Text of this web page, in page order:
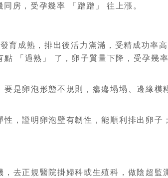
房，受孕幾率 「蹭蹭」 往上漲。
育成熟，排出後活力滿滿，受精成功率高
「過熟」 了，卵子質量下降，受孕幾
是卵泡形態不規則，癟癟塌塌、邊緣模
，證明卵泡壁有韌性，能順利排出卵子
去正規醫院掛婦科或生殖科，做陰超監